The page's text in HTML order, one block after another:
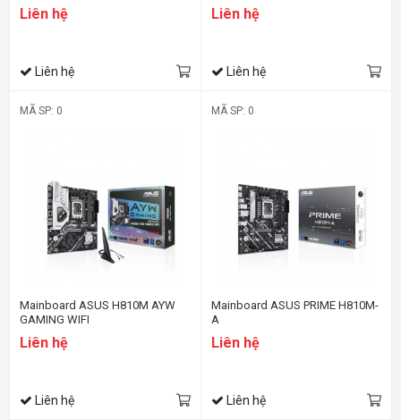
Liên hệ
Liên hệ
Liên hệ
Liên hệ
MÃ SP: 0
Mainboard ASUS H810M AYW
GAMING WIFI
Liên hệ
Liên hệ
MÃ SP: 0
Mainboard ASUS PRIME H810M-
A
Liên hệ
Liên hệ